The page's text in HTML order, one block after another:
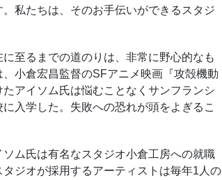
私たちは、そのお手伝いができるスタジ
至るまでの道のりは、非常に野心的なも
小倉宏昌監督のSFアニメ映画『攻殻機動
アイソム氏は悩むことなくサンフランシ
入学した。失敗への恐れが頭をよぎるこ
ム氏は有名なスタジオ小倉工房への就職
ジオが採用するアーティストは毎年1 人の